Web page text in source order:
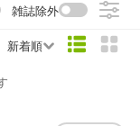
雑誌除外
新着順